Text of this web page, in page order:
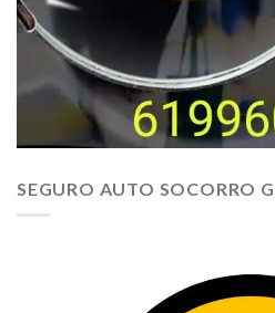
SEGURO AUTO SOCORRO